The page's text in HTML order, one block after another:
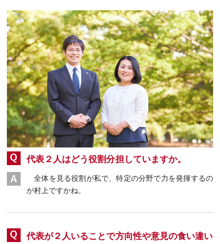
代表２人はどう役割分担していますか。
全体を見る役割が私で、特定の分野で力を発揮するの
が村上ですかね。
代表が２人いることで方向性や意見の食い違い